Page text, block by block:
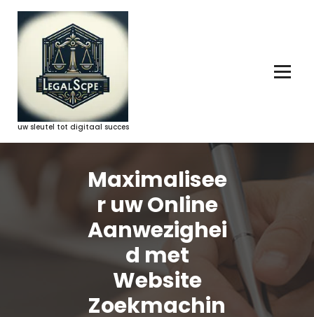
naar
uw sleutel tot digitaal succes
Maximalisee
r uw Online
Aanwezighei
d met
Website
Zoekmachin